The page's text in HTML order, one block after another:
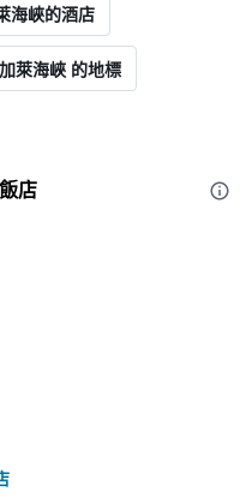
海峽的酒店
萊海峽 的地標
店